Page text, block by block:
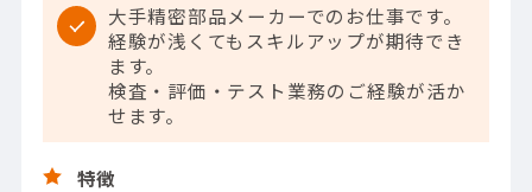
大手精密部品メーカーでのお仕事です。
経験が浅くてもスキルアップが期待でき
ます。
検査・評価・テスト業務のご経験が活か
せます。
特徴